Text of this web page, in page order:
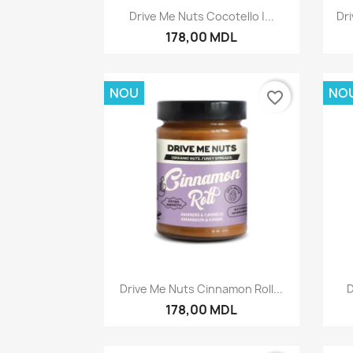
Vizualizare rapida
Drive Me Nuts Cocotello |...
178,00 MDL
Vizualizare rapida
Drive Me Nuts Cinnamon Roll...
178,00 MDL
NOU favorite_border